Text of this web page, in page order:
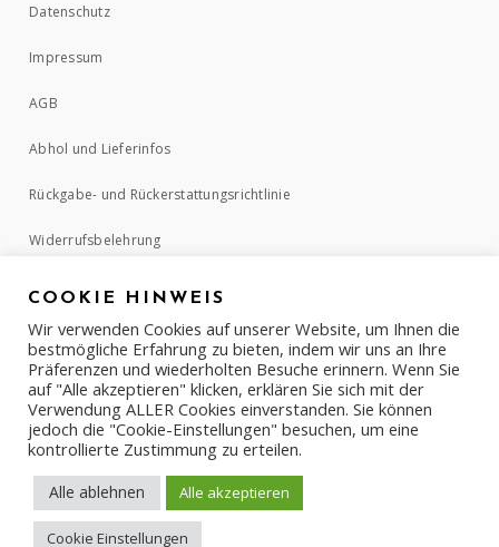
Datenschutz
Impressum
AGB
Abhol und Lieferinfos
Rückgabe- und Rückerstattungsrichtlinie
Widerrufsbelehrung
ZAHLUNGSMETHODEN
COOKIE HINWEIS
Wir verwenden Cookies auf unserer Website, um Ihnen die
bestmögliche Erfahrung zu bieten, indem wir uns an Ihre
Präferenzen und wiederholten Besuche erinnern. Wenn Sie
auf "Alle akzeptieren" klicken, erklären Sie sich mit der
Verwendung ALLER Cookies einverstanden. Sie können
jedoch die "Cookie-Einstellungen" besuchen, um eine
kontrollierte Zustimmung zu erteilen.
Alle ablehnen Alle akzeptieren
Cookie Einstellungen